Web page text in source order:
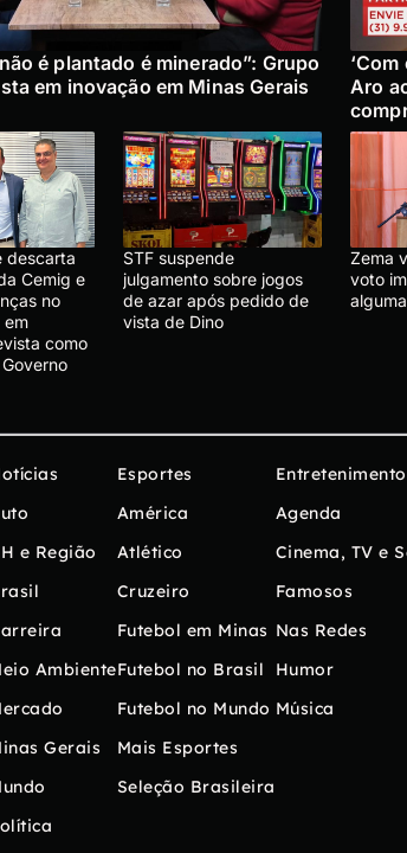
é plantado é minerado”: Grupo
em inovação em Minas Gerais
Aro
descarta
Cemig e
no
em
como
STF suspende
julgamento sobre jogos
de azar após pedido de
vista de Dino
Zema
voto
e Região
Ambiente
Gerais
Esportes
América
Atlético
Cruzeiro
Futebol em Minas
Futebol no Brasil
Futebol no Mundo
Mais Esportes
Seleção Brasileira
Entretenimento
Agenda
Cinema, TV e
Famosos
Nas Redes
Humor
Música